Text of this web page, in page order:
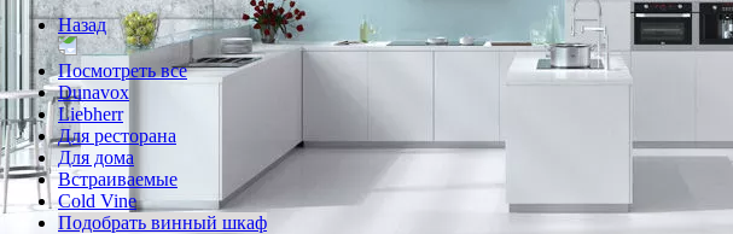
Назад
Посмотреть все
Dunavox
Liebherr
Для ресторана
Для дома
Встраиваемые
Cold Vine
Подобрать винный шкаф